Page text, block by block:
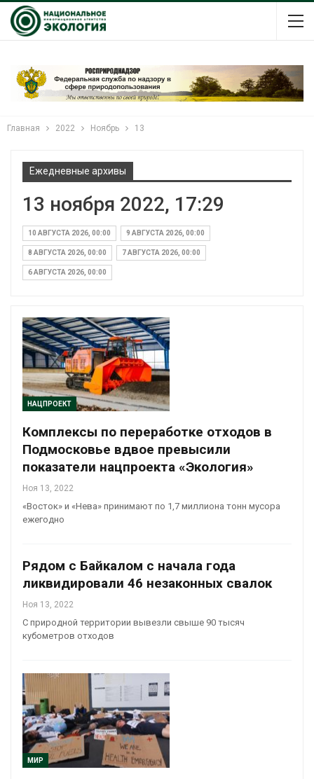
Главная 2022 Ноябрь 13
Ежедневные архивы
13 ноября 2022, 17:29
10 АВГУСТА 2026, 00:00 9 АВГУСТА 2026, 00:00
8 АВГУСТА 2026, 00:00 7 АВГУСТА 2026, 00:00
6 АВГУСТА 2026, 00:00
НАЦПРОЕКТ
Комплексы по переработке отходов в
Подмосковье вдвое превысили
показатели нацпроекта «Экология»
Ноя 13, 2022
«Восток» и «Нева» принимают по 1,7 миллиона тонн мусора
ежегодно
Рядом с Байкалом с начала года
ликвидировали 46 незаконных свалок
Ноя 13, 2022
С природной территории вывезли свыше 90 тысяч
кубометров отходов
МИР